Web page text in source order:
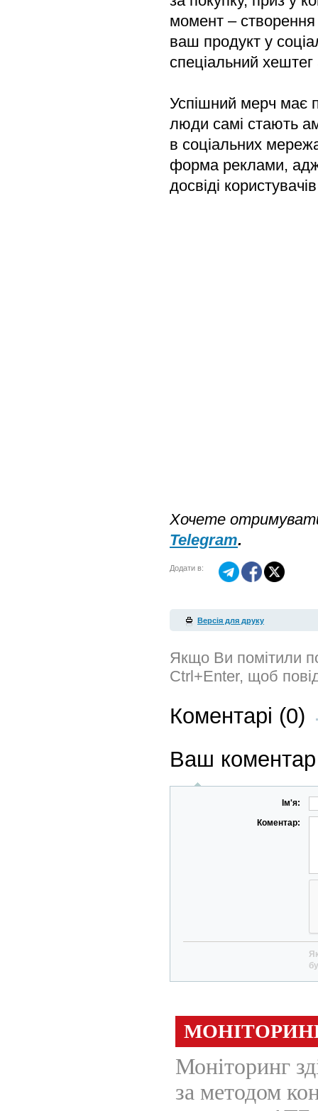
момент –
ваш продукт у
спеціальний
Успішний мерч має
люди самі стають
в соціальних
форма реклами,
досвіді
Хочете
Telegram.
Додати в:
Версія для друку
Якщо Ви помітили
Ctrl+Enter, щоб
Коментарі (0)
Ваш коментар
Ім'я:
Коментар: